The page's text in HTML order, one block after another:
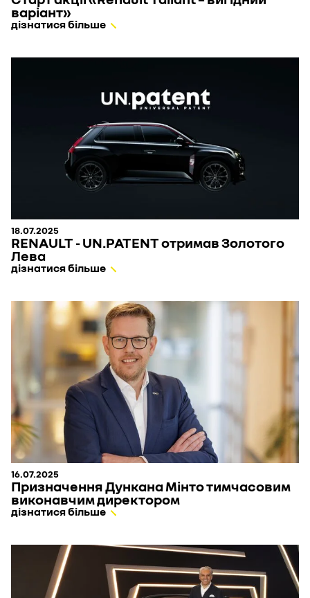
варіант»
дізнатися більше
18.07.2025
RENAULT - UN.PATENT отримав Золотого
Лева
дізнатися більше
16.07.2025
Призначення Дункана Мінто тимчасовим
виконавчим директором
дізнатися більше